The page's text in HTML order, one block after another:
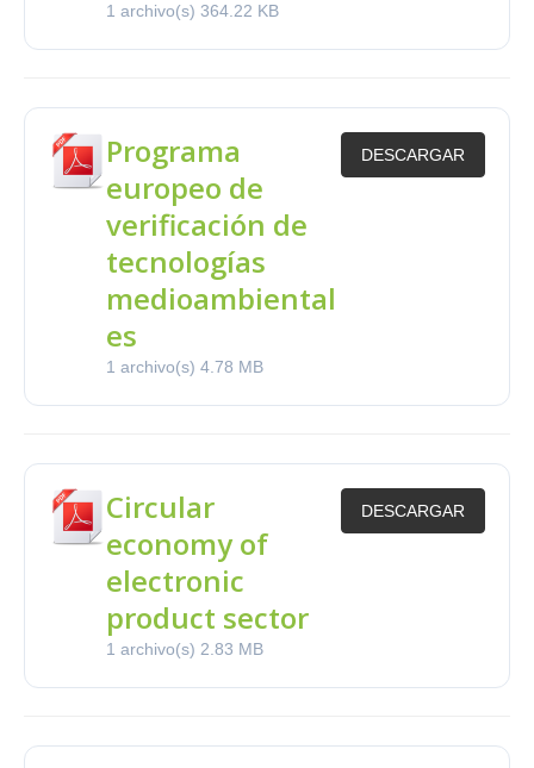
1 archivo(s) 364.22 KB
Programa
europeo de
verificación de
tecnologías
medioambiental
es
1 archivo(s) 4.78 MB
DESCARGAR
Circular
economy of
electronic
product sector
1 archivo(s) 2.83 MB
DESCARGAR